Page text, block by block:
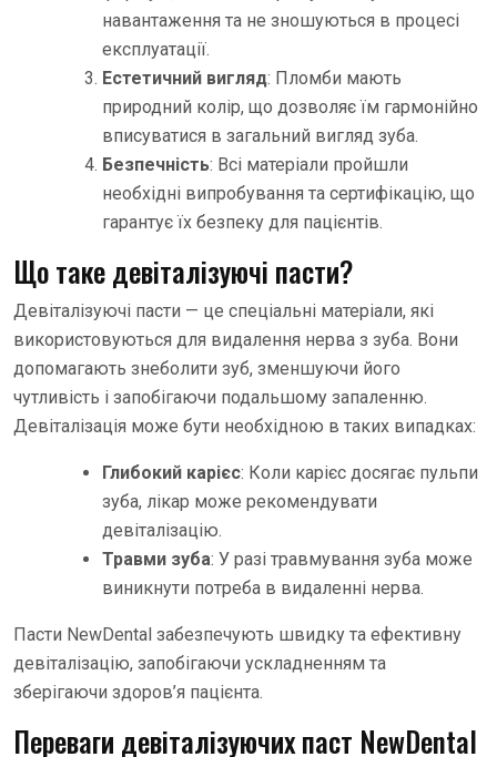
навантаження та не зношуються в процесі
експлуатації.
Естетичний вигляд: Пломби мають
природний колір, що дозволяє їм гармонійно
вписуватися в загальний вигляд зуба.
Безпечність: Всі матеріали пройшли
необхідні випробування та сертифікацію, що
гарантує їх безпеку для пацієнтів.
Що таке девіталізуючі пасти?
Девіталізуючі пасти — це спеціальні матеріали, які
використовуються для видалення нерва з зуба. Вони
допомагають знеболити зуб, зменшуючи його
чутливість і запобігаючи подальшому запаленню.
Девіталізація може бути необхідною в таких випадках:
Глибокий карієс: Коли карієс досягає пульпи
зуба, лікар може рекомендувати
девіталізацію.
Травми зуба: У разі травмування зуба може
виникнути потреба в видаленні нерва.
Пасти NewDental забезпечують швидку та ефективну
девіталізацію, запобігаючи ускладненням та
зберігаючи здоров’я пацієнта.
Переваги девіталізуючих паст NewDental